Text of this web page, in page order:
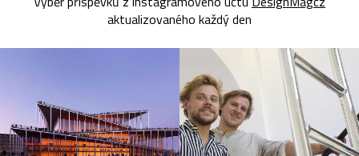
aktualizovaného každý den